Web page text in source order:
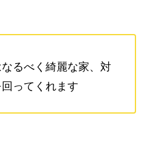
るべく綺麗な家、対
ってくれます